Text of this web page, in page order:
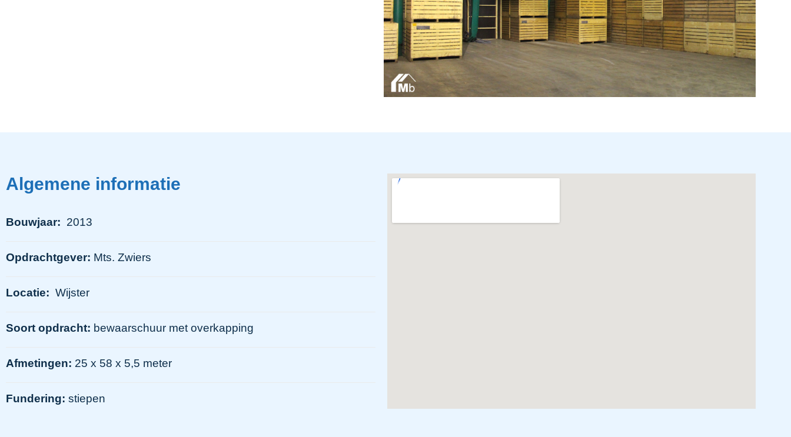
Algemene informatie
Bouwjaar: 2013
Opdrachtgever: Mts. Zwiers
Locatie: Wijster
Soort opdracht: bewaarschuur met overkapping
Afmetingen: 25 x 58 x 5,5 meter
Fundering: stiepen